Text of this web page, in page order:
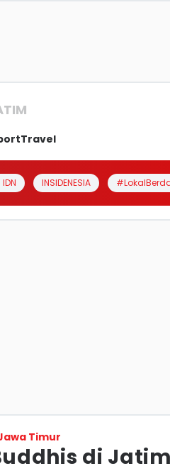
Travel
INSIDENESIA
Timur
di